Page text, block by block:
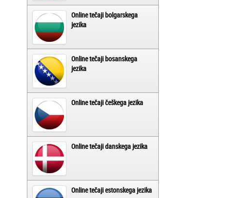
Online tečaji bolgarskega
jezika
Online tečaji bosanskega
jezika
Online tečaji češkega jezika
Online tečaji danskega jezika
Online tečaji estonskega jezika